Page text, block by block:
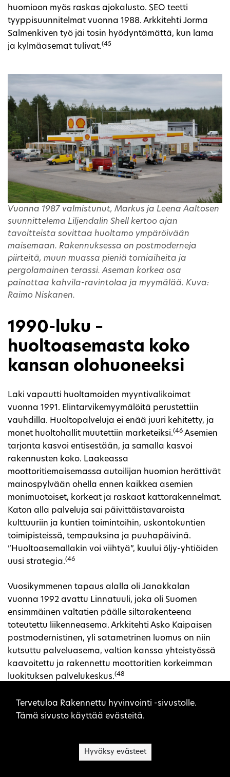
huomioon myös raskas ajokalusto. SEO teetti
tyyppisuunnitelmat vuonna 1988. Arkkitehti Jorma
Salmenkiven työ jäi tosin hyödyntämättä, kun lama
ja kylmäasemat tulivat.(45
Vuonna 1987 valmistunut, Markus ja Leena Aaltosen
suunnittelema Liljendalin Shell kertoo ajan
tavoitteista sovittaa huoltamo ympäröivään
maisemaan. Rakennuksessa on postmoderneja
piirteitä, muun muassa pieniä torniaiheita ja
pergolamainen terassi. Aseman korkea osa
painottaa kahvila-ravintolaa ja myymälää. Kuva:
Raimo Niskanen.
1990-luku –
huoltoasemasta koko
kansan olohuoneeksi
Laki vapautti huoltamoiden myyntivalikoimat
vuonna 1991. Elintarvikemyymälöitä perustettiin
vauhdilla. Huoltopalveluja ei enää juuri kehitetty, ja
monet huoltohallit muutettiin marketeiksi.(46 Asemien
tarjonta kasvoi entisestään, ja samalla kasvoi
rakennusten koko. Laakeassa
moottoritiemaisemassa autoilijan huomion herättivät
mainospylvään ohella ennen kaikkea asemien
monimuotoiset, korkeat ja raskaat kattorakennelmat.
Katon alla palveluja sai päivittäistavaroista
kulttuuriin ja kuntien toimintoihin, uskontokuntien
toimipisteissä, tempauksina ja puuhapäivinä.
”Huoltoasemallakin voi viihtyä”, kuului öljy-yhtiöiden
uusi strategia.(46
Vuosikymmenen tapaus alalla oli Janakkalan
vuonna 1992 avattu Linnatuuli, joka oli Suomen
ensimmäinen valtatien päälle siltarakenteena
toteutettu liikenneasema. Arkkitehti Asko Kaipaisen
postmodernistinen, yli satametrinen luomus on niin
kutsuttu palveluasema, valtion kanssa yhteistyössä
kaavoitettu ja rakennettu moottoritien korkeimman
luokituksen palvelukeskus.(48
Arkkitehtonisia kohokohtia oli esimerkiksi
Arkkitehtitoimisto Heikkinen – Komosen 1995
paikkansa ja vertauskuvansa mittainen,
Sivuston evästeet
Tervetuloa Rakennettu hyvinvointi -sivustolle.
Tämä sivusto käyttää evästeitä.
Hyväksy evästeet